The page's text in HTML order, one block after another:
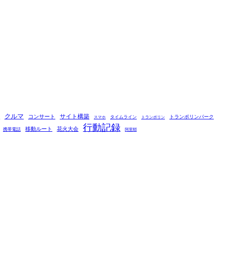
クルマ コンサート サイト構築 スマホ タイムライン トランポリン トランポリンパーク
携帯電話 移動ルート 花火大会 行動記録 阿里耶